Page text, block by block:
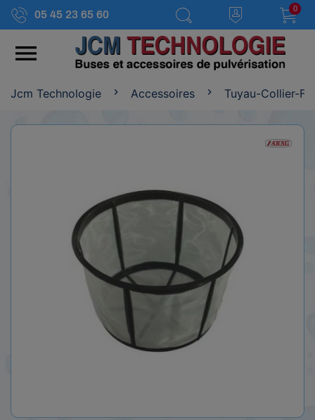
05 45 23 65 60
0

Jcm Technologie Accessoires Tuyau-Collier-